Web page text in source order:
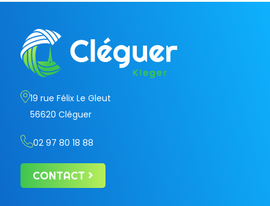
19 rue Félix Le Gleut
56620 Cléguer
02 97 80 18 88
CONTACT